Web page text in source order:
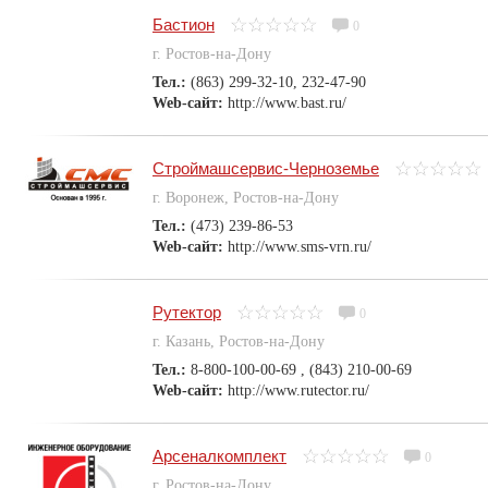
Бастион 0
г. Ростов-на-Дону
Тел.: (863) 299-32-10, 232-47-90
Web-сайт: http://www.bast.ru/
Строймашсервис-Черноземье
г. Воронеж, Ростов-на-Дону
Тел.: (473) 239-86-53
Web-сайт: http://www.sms-vrn.ru/
Рутектор 0
г. Казань, Ростов-на-Дону
Тел.: 8-800-100-00-69 , (843) 210-00-69
Web-сайт: http://www.rutector.ru/
Арсеналкомплект 0